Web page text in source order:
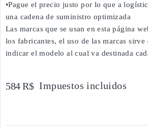
•Pague el precio justo por lo que a
una cadena de suministro optimizada
Las marcas que se usan en esta página
los fabricantes, el uso de las marcas sirve
indicar el modelo al cual va destinada
584 R$ Impuestos incluidos